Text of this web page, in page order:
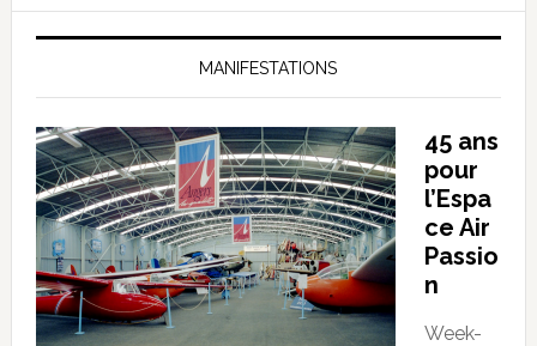
MANIFESTATIONS
45 ans
pour
l’Espa
ce Air
Passio
n
Week-